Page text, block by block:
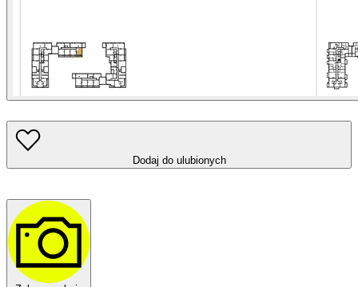
Dodaj do ulubionych